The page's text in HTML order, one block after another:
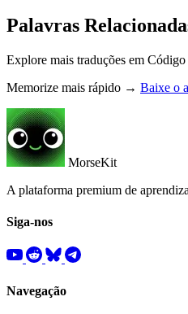
Palavras
Explore mais traduções em
Memorize mais rápido → Baixe o
MorseKit
A plataforma premium de
Siga-nos
Navegação